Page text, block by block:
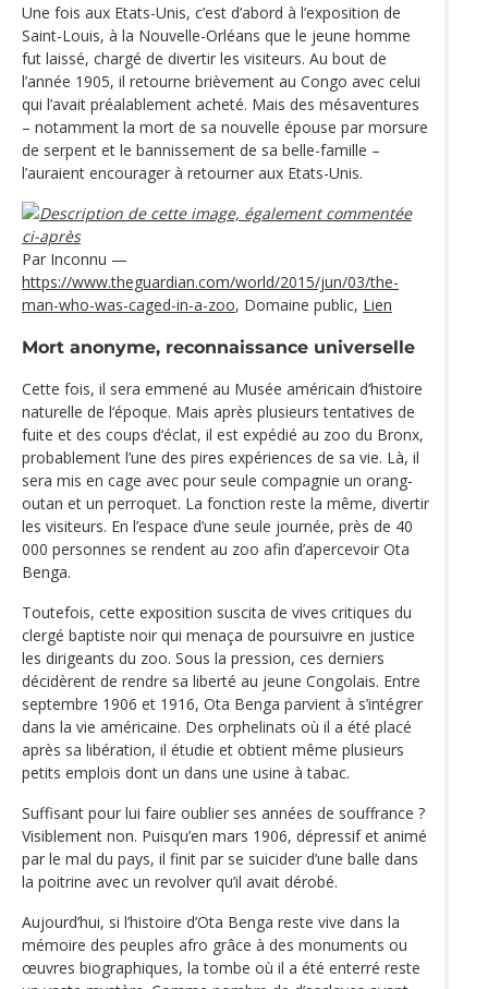
Une fois aux Etats-Unis, c’est d’abord à l’exposition de
Saint-Louis, à la Nouvelle-Orléans que le jeune homme
fut laissé, chargé de divertir les visiteurs. Au bout de
l’année 1905, il retourne brièvement au Congo avec celui
qui l’avait préalablement acheté. Mais des mésaventures
– notamment la mort de sa nouvelle épouse par morsure
de serpent et le bannissement de sa belle-famille –
l’auraient encourager à retourner aux Etats-Unis.
Par Inconnu —
https://www.theguardian.com/world/2015/jun/03/the-
man-who-was-caged-in-a-zoo, Domaine public, Lien
Mort anonyme, reconnaissance universelle
Cette fois, il sera emmené au Musée américain d’histoire
naturelle de l‘époque. Mais après plusieurs tentatives de
fuite et des coups d‘éclat, il est expédié au zoo du Bronx,
probablement l’une des pires expériences de sa vie. Là, il
sera mis en cage avec pour seule compagnie un orang-
outan et un perroquet. La fonction reste la même, divertir
les visiteurs. En l’espace d’une seule journée, près de 40
000 personnes se rendent au zoo afin d’apercevoir Ota
Benga.
Toutefois, cette exposition suscita de vives critiques du
clergé baptiste noir qui menaça de poursuivre en justice
les dirigeants du zoo. Sous la pression, ces derniers
décidèrent de rendre sa liberté au jeune Congolais. Entre
septembre 1906 et 1916, Ota Benga parvient à s’intégrer
dans la vie américaine. Des orphelinats où il a été placé
après sa libération, il étudie et obtient même plusieurs
petits emplois dont un dans une usine à tabac.
Suffisant pour lui faire oublier ses années de souffrance ?
Visiblement non. Puisqu’en mars 1906, dépressif et animé
par le mal du pays, il finit par se suicider d’une balle dans
la poitrine avec un revolver qu’il avait dérobé.
Aujourd’hui, si l’histoire d’Ota Benga reste vive dans la
mémoire des peuples afro grâce à des monuments ou
œuvres biographiques, la tombe où il a été enterré reste